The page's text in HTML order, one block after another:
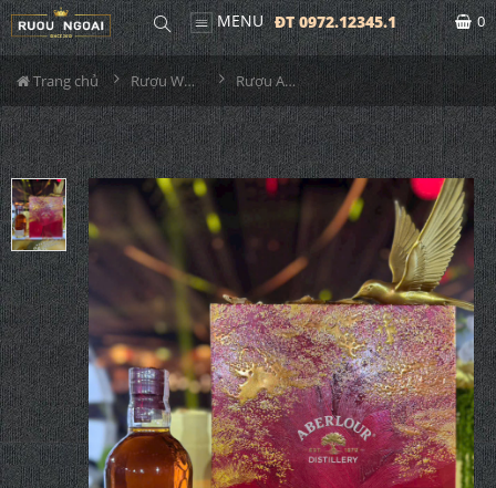
MENU ĐT 0972.12345.1 0
Trang chủ Rượu Whisky Rượu Aberlour 12YO Double Cask Hộp Quà 2026